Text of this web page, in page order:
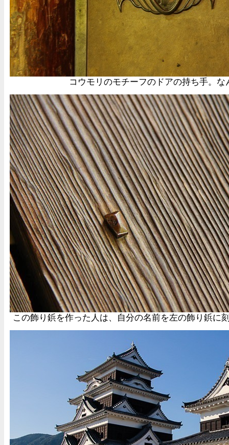
コウモリのモチーフのドアの持ち手。な
この飾り鋲を作った人は、自分の名前を左の飾り鋲に